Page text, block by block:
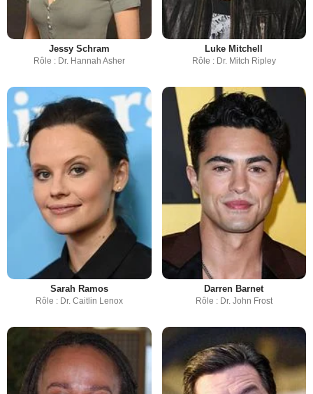
Jessy Schram
Rôle : Dr. Hannah Asher
Luke Mitchell
Rôle : Dr. Mitch Ripley
Sarah Ramos
Rôle : Dr. Caitlin Lenox
Darren Barnet
Rôle : Dr. John Frost